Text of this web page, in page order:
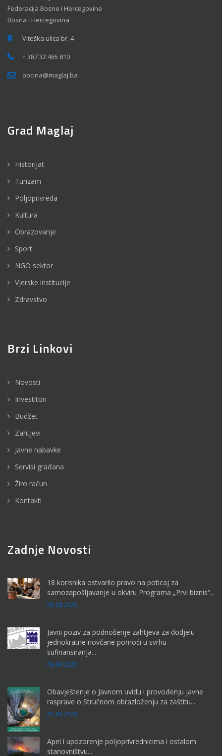
Federacija Bosne i Hercegovine
Bosna i Hercegovina
Viteška ulica br. 4
+ 387 32 465 810
opcina@maglaj.ba
Grad Maglaj
Historijat
Turizam
Poljoprivreda
Kultura
Obrazovanje
Sport
NGO sektor
Vjerske institucije
Zdravstvo
Brzi Linkovi
Novosti
Investitori
Budžet
Zahtjevi
Javne nabavke
Servisi građana
Žiro račun
Kontakti
Zadnje Novosti
18 korisnika ostvarilo pravo na poticaj za
samozapošljavanje u okviru Programa „Prvi biznis“...
06.08.2026
Javni poziv za podnošenje zahtjeva za dodjelu
jednokratne novčane pomoći u svrhu
sufinansiranja...
06.08.2026
Obavještenje o Javnom uvidu i provođenju javne
rasprave o Stručnom obrazloženju za zaštitu...
05.08.2026
Apel i upozorenje poljoprivrednicima i ostalom
stanovništvu...